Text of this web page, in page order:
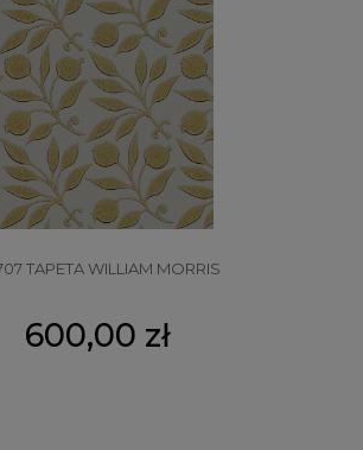
TAPETA WILLIAM MORRIS
600,00 zł